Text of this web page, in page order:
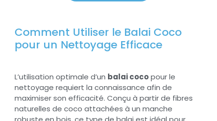
Comment Utiliser le Balai Coco
pour un Nettoyage Efficace
L’utilisation optimale d’un balai cocopour le
nettoyage requiert la connaissance afin de
maximiser son efficacité. Conçu à partir de fibres
naturelles de coco attachées à un manche